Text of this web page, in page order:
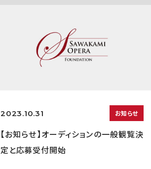
2023.10.31 お知らせ
【お知らせ】オーディションの一般観覧決
定と応募受付開始